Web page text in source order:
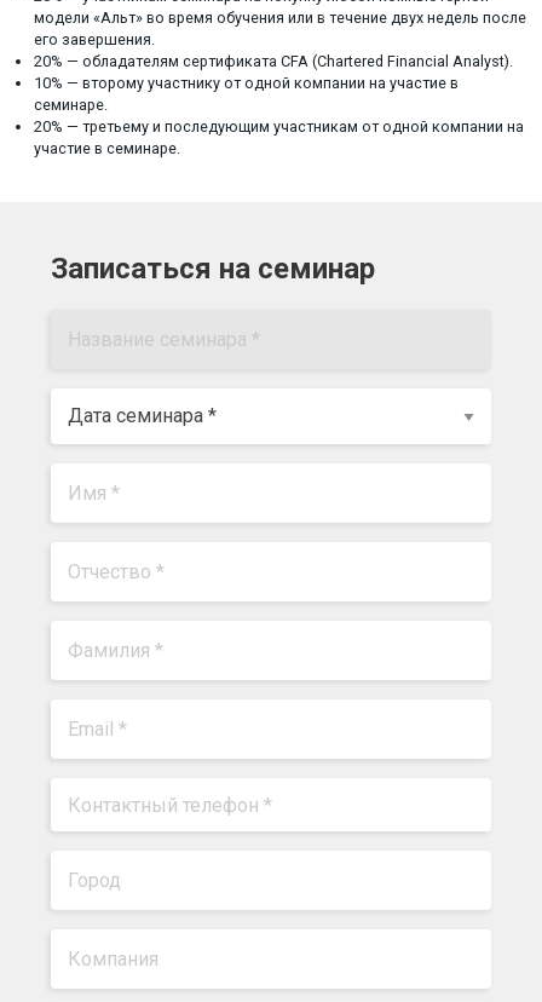
модели «Альт» во время обучения или в течение двух недель после
его завершения.
20% — обладателям сертификата CFA (Chartered Financial Analyst).
10% — второму участнику от одной компании на участие в
семинаре.
20% — третьему и последующим участникам от одной компании на
участие в семинаре.
Записаться на семинар